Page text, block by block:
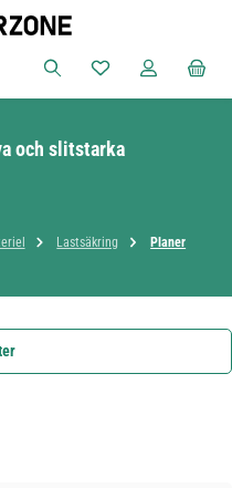
Du har 0 objekt i
och slitstarka
Lastsäkring Planer